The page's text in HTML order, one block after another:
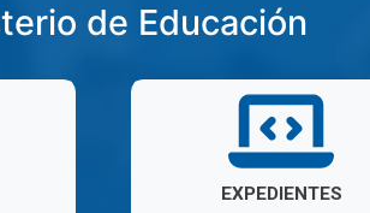
de Educación
EXPEDIENTES